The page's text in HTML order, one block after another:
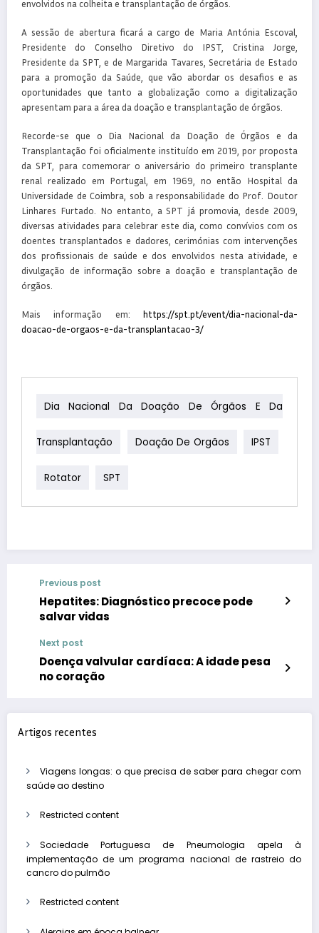
envolvidos na colheita e transplantação de órgãos.
A sessão de abertura ficará a cargo de Maria Antónia Escoval,
Presidente do Conselho Diretivo do IPST, Cristina Jorge,
Presidente da SPT, e de Margarida Tavares, Secretária de Estado
para a promoção da Saúde, que vão abordar os desafios e as
oportunidades que tanto a globalização como a digitalização
apresentam para a área da doação e transplantação de órgãos.
Recorde-se que o Dia Nacional da Doação de Órgãos e da
Transplantação foi oficialmente instituído em 2019, por proposta
da SPT, para comemorar o aniversário do primeiro transplante
renal realizado em Portugal, em 1969, no então Hospital da
Universidade de Coimbra, sob a responsabilidade do Prof. Doutor
Linhares Furtado. No entanto, a SPT já promovia, desde 2009,
diversas atividades para celebrar este dia, como convívios com os
doentes transplantados e dadores, cerimónias com intervenções
dos profissionais de saúde e dos envolvidos nesta atividade, e
divulgação de informação sobre a doação e transplantação de
órgãos.
Mais informação em: https://spt.pt/event/dia-nacional-da-
doacao-de-orgaos-e-da-transplantacao-3/
Dia Nacional Da Doação De Órgãos E Da
Transplantação Doação De Orgãos IPST
Rotator SPT
Previous post
Hepatites: Diagnóstico precoce pode
salvar vidas
Next post
Doença valvular cardíaca: A idade pesa
no coração
Artigos recentes
Viagens longas: o que precisa de saber para chegar com
saúde ao destino
Restricted content
Sociedade Portuguesa de Pneumologia apela à
implementação de um programa nacional de rastreio do
cancro do pulmão
Restricted content